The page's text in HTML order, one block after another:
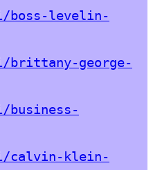
levelin-
george-
calvin-klein-